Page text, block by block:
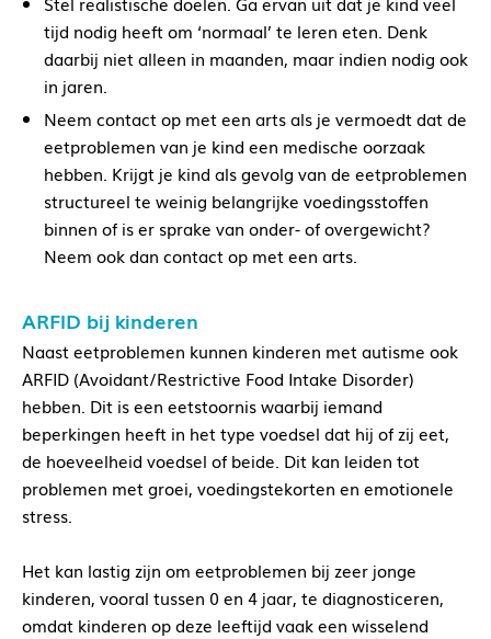
tijd nodig heeft om ‘normaal’ te leren eten. Denk
daarbij niet alleen in maanden, maar indien nodig ook
in jaren.
Neem contact op met een arts als je vermoedt dat de
eetproblemen van je kind een medische oorzaak
hebben. Krijgt je kind als gevolg van de eetproblemen
structureel te weinig belangrijke voedingsstoffen
binnen of is er sprake van onder- of overgewicht?
Neem ook dan contact op met een arts.
ARFID bij kinderen
Naast eetproblemen kunnen kinderen met autisme ook
ARFID (Avoidant/Restrictive Food Intake Disorder)
hebben. Dit is een eetstoornis waarbij iemand
beperkingen heeft in het type voedsel dat hij of zij eet,
de hoeveelheid voedsel of beide. Dit kan leiden tot
problemen met groei, voedingstekorten en emotionele
stress.
Het kan lastig zijn om eetproblemen bij zeer jonge
kinderen, vooral tussen 0 en 4 jaar, te diagnosticeren,
omdat kinderen op deze leeftijd vaak een wisselend